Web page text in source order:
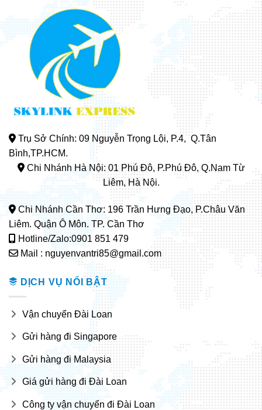
Trụ Sở Chính: 09 Nguyễn Trọng Lội, P.4, Q.Tân
Bình,TP.HCM.
Chi Nhánh Hà Nội: 01 Phú Đô, P.Phú Đô, Q.Nam Từ
Liêm, Hà Nội.
Chi Nhánh Cần Thơ: 196 Trần Hưng Đạo, P.Châu Văn
Liêm. Quận Ô Môn. TP. Cần Thơ
Hotline/Zalo:0901 851 479
Mail : nguyenvantri85@gmail.com
DỊCH VỤ NỔI BẬT
Vận chuyển Đài Loan
Gửi hàng đi Singapore
Gửi hàng đi Malaysia
Giá gửi hàng đi Đài Loan
Công ty vận chuyển đi Đài Loan